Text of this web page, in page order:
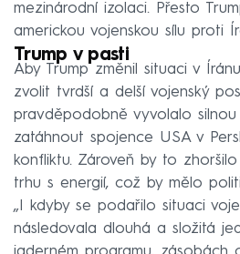
mezinárodní izolaci. Přesto
americkou vojenskou sílu proti
Trump v pasti
Aby Trump změnil situaci v
zvolit tvrdší a delší vojenský
pravděpodobně vyvolalo
zatáhnout spojence USA v
konfliktu. Zároveň by to
trhu s energií, což by mělo
„I kdyby se podařilo situaci
následovala dlouhá a složitá